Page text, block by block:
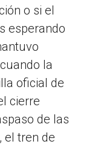
o si el
esperando
la
oficial de
cierre
de las
el tren de